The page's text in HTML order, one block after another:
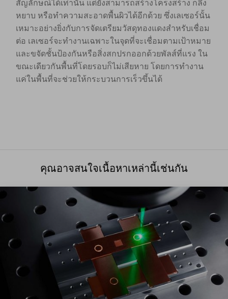
สัญลักษณ์ได้เท่านั้น แต่ยังสามารถสร้างโครงสร้าง กลึง
หยาบ หรือทำความสะอาดพื้นผิวได้อีกด้วย ซึ่งเลเซอร์นั้น
เหมาะอย่างยิ่งกับการจัดเตรียมวัสดุทองแดงสำหรับเชื่อม
ต่อ เลเซอร์จะทำงานเฉพาะในจุดที่จะเชื่อมตามเป้าหมาย
และขจัดชั้นป้องกันหรือสิ่งสกปรกออกด้วยพัลส์ที่แรง ใน
ขณะเดียวกันพื้นที่โดยรอบก็ไม่เสียหาย โดยการทำงาน
แค่ในพื้นที่จะช่วยให้กระบวนการเร็วขึ้นได้
คุณอาจสนใจเนื้อหาเหล่านี้เช่นกัน